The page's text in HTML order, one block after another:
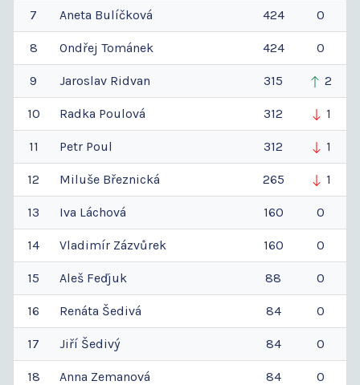
7 Aneta Bulíčková 424 0
8 Ondřej Tománek 424 0
9 Jaroslav Ridvan 315 2
10 Radka Poulová 312 1
11 Petr Poul 312 1
12 Miluše Březnická 265 1
13 Iva Láchová 160 0
14 Vladimír Zázvůrek 160 0
15 Aleš Feďjuk 88 0
16 Renáta Šedivá 84 0
17 Jiří Šedivý 84 0
18 Anna Zemanová 84 0